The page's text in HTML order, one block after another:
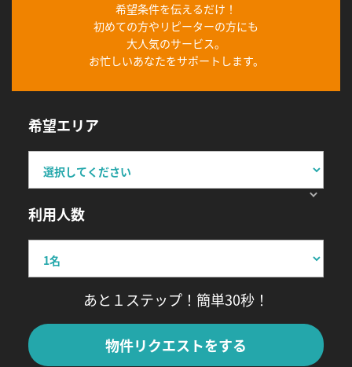
希望条件を伝えるだけ！
初めての方やリピーターの方にも
大人気のサービス。
お忙しいあなたをサポートします。
希望エリア
利用人数
あと１ステップ！簡単30秒！
物件リクエストをする